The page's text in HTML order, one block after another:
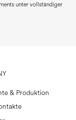
unter vollständiger
& Produktion